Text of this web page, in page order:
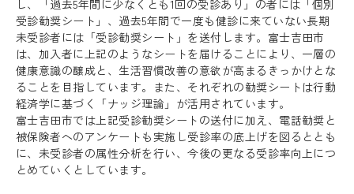
し、「過去5年間に少なくとも1回の受診あり」の者には「個別
受診勧奨シート」、過去5年間で一度も健診に来ていない長期
未受診者には「受診勧奨シート」を送付します。富士吉田市
は、加入者に上記のようなシートを届けることにより、一層の
健康意識の醸成と、生活習慣改善の意欲が高まるきっかけとな
ることを目指しています。また、それぞれの勧奨シートは行動
経済学に基づく「ナッジ理論」が活用されています。
富士吉田市では上記受診勧奨シートの送付に加え、電話勧奨と
被保険者へのアンケートも実施し受診率の底上げを図るととも
に、未受診者の属性分析を行い、今後の更なる受診率向上につ
とめていくとしています。